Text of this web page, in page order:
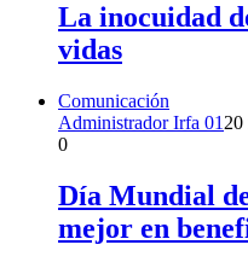
La inocuidad
vidas
Comunicación
Administrador Irfa 01 20
0
Día Mundial
mejor en